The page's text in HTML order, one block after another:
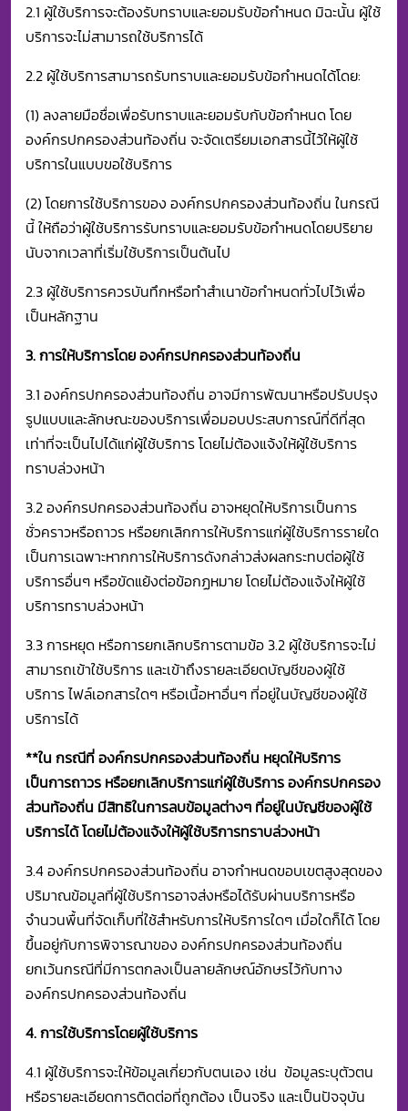
2.1 ผู้ใช้บริการจะต้องรับทราบและยอมรับข้อกำหนด มิฉะนั้น ผู้ใช้
บริการจะไม่สามารถใช้บริการได้
2.2 ผู้ใช้บริการสามารถรับทราบและยอมรับข้อกำหนดได้โดย:
(1) ลงลายมือชื่อเพื่อรับทราบและยอมรับกับข้อกำหนด โดย
องค์กรปกครองส่วนท้องถิ่น จะจัดเตรียมเอกสารนี้ไว้ให้ผู้ใช้
บริการในแบบขอใช้บริการ
(2) โดยการใช้บริการของ องค์กรปกครองส่วนท้องถิ่น ในกรณี
นี้ ให้ถือว่าผู้ใช้บริการรับทราบและยอมรับข้อกำหนดโดยปริยาย
นับจากเวลาที่เริ่มใช้บริการเป็นต้นไป
2.3 ผู้ใช้บริการควรบันทึกหรือทำสำเนาข้อกำหนดทั่วไปไว้เพื่อ
เป็นหลักฐาน
3. การให้บริการโดย องค์กรปกครองส่วนท้องถิ่น
3.1 องค์กรปกครองส่วนท้องถิ่น อาจมีการพัฒนาหรือปรับปรุง
รูปแบบและลักษณะของบริการเพื่อมอบประสบการณ์ที่ดีที่สุด
เท่าที่จะเป็นไปได้แก่ผู้ใช้บริการ โดยไม่ต้องแจ้งให้ผู้ใช้บริการ
ทราบล่วงหน้า
3.2 องค์กรปกครองส่วนท้องถิ่น อาจหยุดให้บริการเป็นการ
ชั่วคราวหรือถาวร หรือยกเลิกการให้บริการแก่ผู้ใช้บริการรายใด
เป็นการเฉพาะหากการให้บริการดังกล่าวส่งผลกระทบต่อผู้ใช้
บริการอื่นๆ หรือขัดแย้งต่อข้อกฏหมาย โดยไม่ต้องแจ้งให้ผู้ใช้
บริการทราบล่วงหน้า
3.3 การหยุด หรือการยกเลิกบริการตามข้อ 3.2 ผู้ใช้บริการจะไม่
สามารถเข้าใช้บริการ และเข้าถึงรายละเอียดบัญชีของผู้ใช้
บริการ ไฟล์เอกสารใดๆ หรือเนื้อหาอื่นๆ ที่อยู่ในบัญชีของผู้ใช้
บริการได้
**ใน กรณีที่ องค์กรปกครองส่วนท้องถิ่น หยุดให้บริการ
เป็นการถาวร หรือยกเลิกบริการแก่ผู้ใช้บริการ องค์กรปกครอง
ส่วนท้องถิ่น มีสิทธิในการลบข้อมูลต่างๆ ที่อยู่ในบัญชีของผู้ใช้
บริการได้ โดยไม่ต้องแจ้งให้ผู้ใช้บริการทราบล่วงหน้า
3.4 องค์กรปกครองส่วนท้องถิ่น อาจกำหนดขอบเขตสูงสุดของ
ปริมาณข้อมูลที่ผู้ใช้บริการอาจส่งหรือได้รับผ่านบริการหรือ
จำนวนพื้นที่จัดเก็บที่ใช้สำหรับการให้บริการใดๆ เมื่อใดก็ได้ โดย
ขึ้นอยู่กับการพิจารณาของ องค์กรปกครองส่วนท้องถิ่น
ยกเว้นกรณีที่มีการตกลงเป็นลายลักษณ์อักษรไว้กับทาง
องค์กรปกครองส่วนท้องถิ่น
4. การใช้บริการโดยผู้ใช้บริการ
4.1 ผู้ใช้บริการจะให้ข้อมูลเกี่ยวกับตนเอง เช่น ข้อมูลระบุตัวตน
หรือรายละเอียดการติดต่อที่ถูกต้อง เป็นจริง และเป็นปัจจุบัน